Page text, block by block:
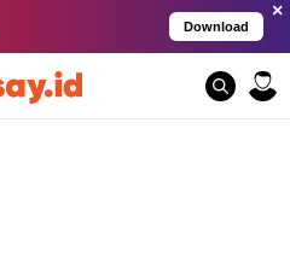
Download
×